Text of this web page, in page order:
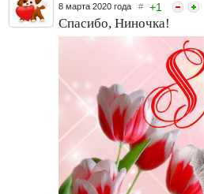
8 марта 2020 года # +1
Спасибо, Ниночка!